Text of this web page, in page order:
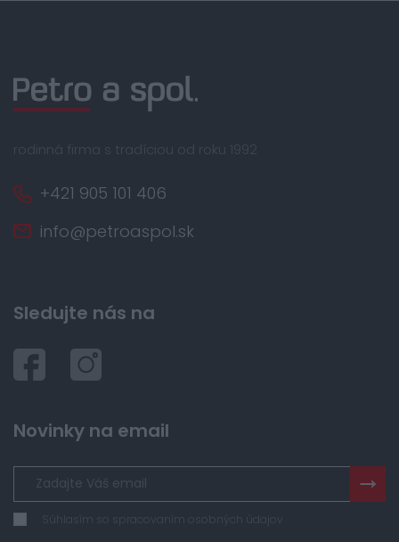
rodinná firma s tradíciou od roku 1992
+421 905 101 406
info@petroaspol.sk
Sledujte nás na
Novinky na email
Súhlasím so spracovaním osobných údajov